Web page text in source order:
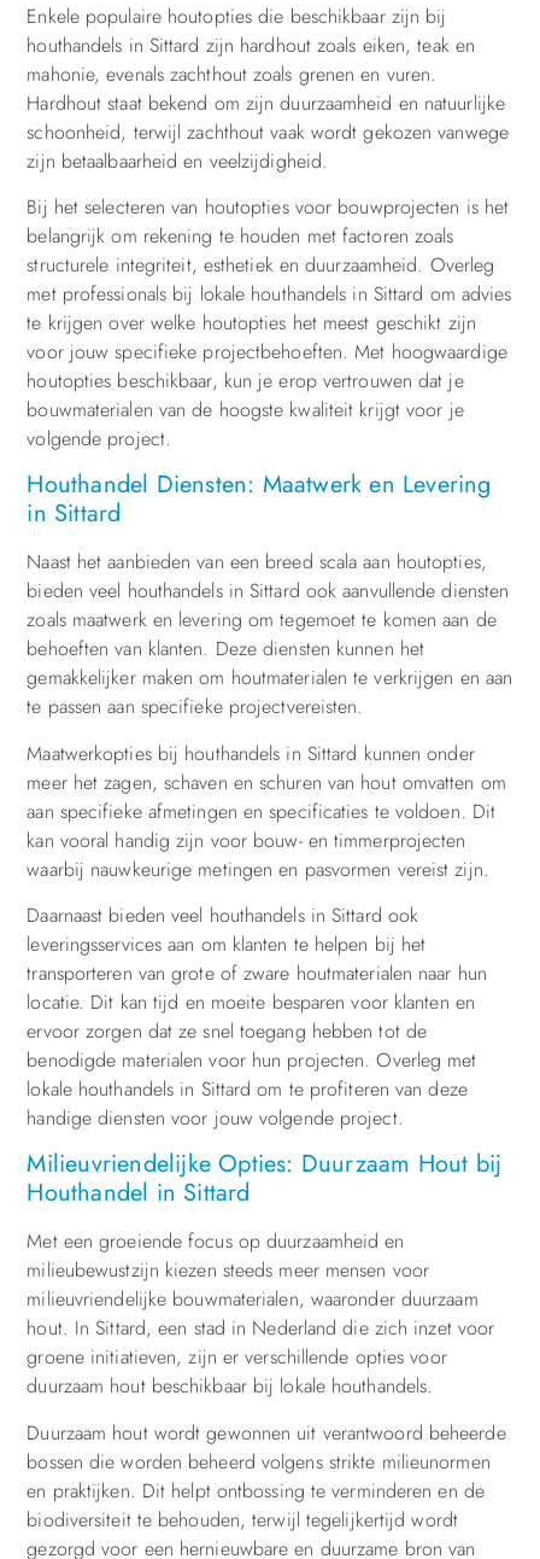
Enkele populaire houtopties die beschikbaar zijn bij
houthandels in Sittard zijn hardhout zoals eiken, teak en
mahonie, evenals zachthout zoals grenen en vuren.
Hardhout staat bekend om zijn duurzaamheid en natuurlijke
schoonheid, terwijl zachthout vaak wordt gekozen vanwege
zijn betaalbaarheid en veelzijdigheid.
Bij het selecteren van houtopties voor bouwprojecten is het
belangrijk om rekening te houden met factoren zoals
structurele integriteit, esthetiek en duurzaamheid. Overleg
met professionals bij lokale houthandels in Sittard om advies
te krijgen over welke houtopties het meest geschikt zijn
voor jouw specifieke projectbehoeften. Met hoogwaardige
houtopties beschikbaar, kun je erop vertrouwen dat je
bouwmaterialen van de hoogste kwaliteit krijgt voor je
volgende project.
Houthandel Diensten: Maatwerk en Levering
in Sittard
Naast het aanbieden van een breed scala aan houtopties,
bieden veel houthandels in Sittard ook aanvullende diensten
zoals maatwerk en levering om tegemoet te komen aan de
behoeften van klanten. Deze diensten kunnen het
gemakkelijker maken om houtmaterialen te verkrijgen en aan
te passen aan specifieke projectvereisten.
Maatwerkopties bij houthandels in Sittard kunnen onder
meer het zagen, schaven en schuren van hout omvatten om
aan specifieke afmetingen en specificaties te voldoen. Dit
kan vooral handig zijn voor bouw- en timmerprojecten
waarbij nauwkeurige metingen en pasvormen vereist zijn.
Daarnaast bieden veel houthandels in Sittard ook
leveringsservices aan om klanten te helpen bij het
transporteren van grote of zware houtmaterialen naar hun
locatie. Dit kan tijd en moeite besparen voor klanten en
ervoor zorgen dat ze snel toegang hebben tot de
benodigde materialen voor hun projecten. Overleg met
lokale houthandels in Sittard om te profiteren van deze
handige diensten voor jouw volgende project.
Milieuvriendelijke Opties: Duurzaam Hout bij
Houthandel in Sittard
Met een groeiende focus op duurzaamheid en
milieubewustzijn kiezen steeds meer mensen voor
milieuvriendelijke bouwmaterialen, waaronder duurzaam
hout. In Sittard, een stad in Nederland die zich inzet voor
groene initiatieven, zijn er verschillende opties voor
duurzaam hout beschikbaar bij lokale houthandels.
Duurzaam hout wordt gewonnen uit verantwoord beheerde
bossen die worden beheerd volgens strikte milieunormen
en praktijken. Dit helpt ontbossing te verminderen en de
biodiversiteit te behouden, terwijl tegelijkertijd wordt
gezorgd voor een hernieuwbare en duurzame bron van